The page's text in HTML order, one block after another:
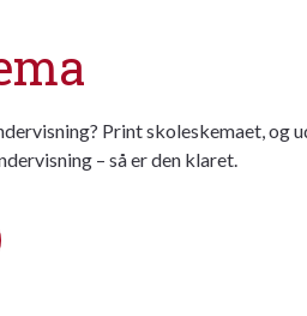
Print skoleskemaet, og
– så er den klaret.